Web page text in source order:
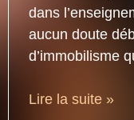
dans
aucun doute
d’immobilisme
Lire la suite »